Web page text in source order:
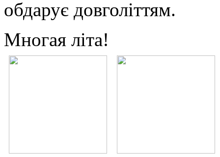
обдарує довголіттям.
Многая літа!